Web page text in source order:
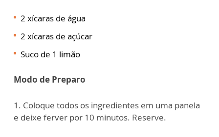
2 xícaras de água
2 xícaras de açúcar
Suco de 1 limão
Modo de Preparo
1. Coloque todos os ingredientes em uma panela
e deixe ferver por 10 minutos. Reserve.